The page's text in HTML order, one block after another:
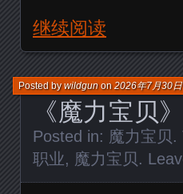
继续阅读
《魔力宝贝
Posted bywildgunon2026年7月30日
Posted in: 魔力宝贝 .
职业, 魔力宝贝 .